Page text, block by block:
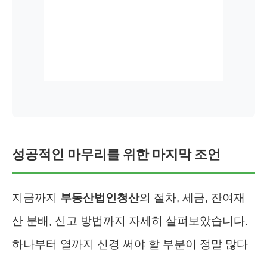
성공적인 마무리를 위한 마지막 조언
지금까지 부동산법인청산의 절차, 세금, 잔여재
산 분배, 신고 방법까지 자세히 살펴보았습니다.
하나부터 열까지 신경 써야 할 부분이 정말 많다